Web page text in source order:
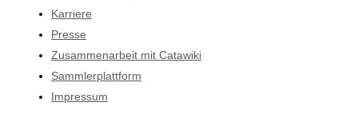
Karriere
Presse
Zusammenarbeit mit Catawiki
Sammlerplattform
Impressum